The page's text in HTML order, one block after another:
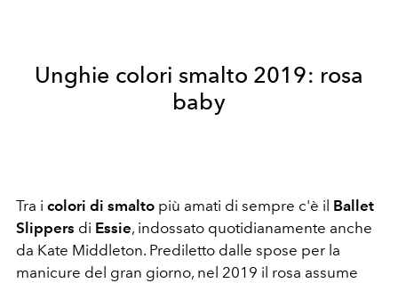
Unghie colori smalto 2019: rosa
baby
Tra i colori di smalto più amati di sempre c'è il Ballet
Slippers di Essie, indossato quotidianamente anche
da Kate Middleton. Prediletto dalle spose per la
manicure del gran giorno, nel 2019 il rosa assume